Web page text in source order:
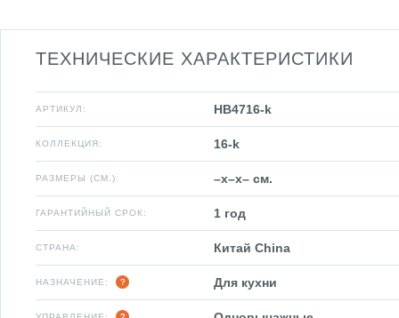
ТЕХНИЧЕСКИЕ ХАРАКТЕРИСТИКИ
АРТИКУЛ: HB4716-k
КОЛЛЕКЦИЯ: 16-k
РАЗМЕРЫ (СМ.): –x–x– см.
ГАРАНТИЙНЫЙ СРОК: 1 год
СТРАНА: Китай China
НАЗНАЧЕНИЕ: Для кухни